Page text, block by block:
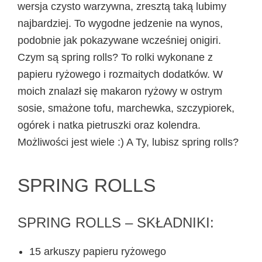
wersja czysto warzywna, zresztą taką lubimy
najbardziej. To wygodne jedzenie na wynos,
podobnie jak pokazywane wcześniej onigiri.
Czym są spring rolls? To rolki wykonane z
papieru ryżowego i rozmaitych dodatków. W
moich znalazł się makaron ryżowy w ostrym
sosie, smażone tofu, marchewka, szczypiorek,
ogórek i natka pietruszki oraz kolendra.
Możliwości jest wiele :) A Ty, lubisz spring rolls?
SPRING ROLLS
SPRING ROLLS – SKŁADNIKI:
15 arkuszy papieru ryżowego